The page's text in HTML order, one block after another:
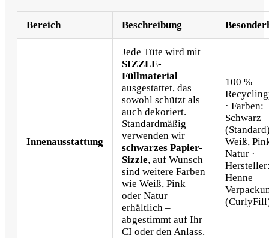
Bereich Beschreibung
Innenausstattung
Jede Tüte wird mit
SIZZLE-
Füllmaterial
ausgestattet, das
sowohl schützt als
auch dekoriert.
Standardmäßig
verwenden wir
schwarzes Papier-
Sizzle, auf Wunsch
sind weitere Farben
wie Weiß, Pink
oder Natur
erhältlich –
abgestimmt auf Ihr
CI oder den Anlass.
100 %
· Farben:
Schwarz
Weiß,
Natur ·
Henne